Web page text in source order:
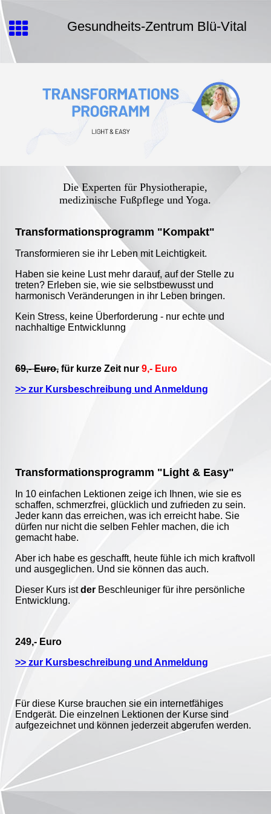
Gesundheits-Zentrum Blü-Vital
Die Experten für Physiotherapie,
medizinische Fußpflege und Yoga.
Transformationsprogramm "Kompakt"
Transformieren sie ihr Leben mit Leichtigkeit.
Haben sie keine Lust mehr darauf, auf der Stelle zu
treten? Erleben sie, wie sie selbstbewusst und
harmonisch Veränderungen in ihr Leben bringen.
Kein Stress, keine Überforderung - nur echte und
nachhaltige Entwicklunng
69,- Euro, für kurze Zeit nur 9,- Euro
>> zur Kursbeschreibung und Anmeldung
Transformationsprogramm "Light & Easy"
In 10 einfachen Lektionen zeige ich Ihnen, wie sie es
schaffen, schmerzfrei, glücklich und zufrieden zu sein.
Jeder kann das erreichen, was ich erreicht habe. Sie
dürfen nur nicht die selben Fehler machen, die ich
gemacht habe.
Aber ich habe es geschafft, heute fühle ich mich kraftvoll
und ausgeglichen. Und sie können das auch.
Dieser Kurs istder Beschleuniger für ihre persönliche
Entwicklung.
249,- Euro
>> zur Kursbeschreibung und Anmeldung
Für diese Kurse brauchen sie ein internetfähiges
Endgerät. Die einzelnen Lektionen der Kurse sind
aufgezeichnet und können jederzeit abgerufen werden.